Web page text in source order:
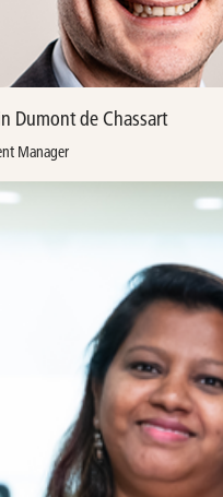
Sophie De Vuyst
sophie.devuyst@avh.be
+32 3 897 92 37
Dumont de Chassart
Manager
Dumont de Chassart vervoegde
in 2023 als Investment associate. Hij
in de Rechten (UC Louvain - 2014),
of California Berkeley - 2016) en
Financiële Markten (Solvay - 2018).
als Associate bij Nielen Schuman
Banking & Finance-afdeling van Baker
Dumont de Chassart